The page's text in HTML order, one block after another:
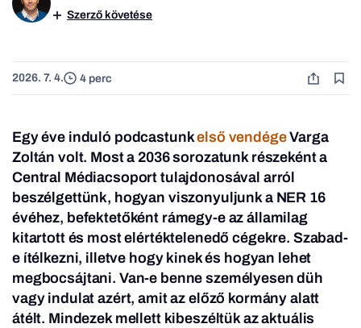
Szerző követése
2026. 7. 4. 4 perc
Egy éve induló podcastunkelső vendégeVarga
Zoltán volt. Most a 2036 sorozatunk részeként a
Central Médiacsoport tulajdonosával arról
beszélgettünk, hogyan viszonyuljunk a NER 16
évéhez, befektetőként rámegy-e az államilag
kitartott és most elértéktelenedő cégekre. Szabad-
e ítélkezni, illetve hogy kinek és hogyan lehet
megbocsájtani. Van-e benne személyesen düh
vagy indulat azért, amit az előző kormány alatt
átélt. Mindezek mellett kibeszéltük az aktuális